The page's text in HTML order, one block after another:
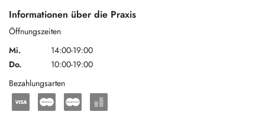
Informationen über die Praxis
Öffnungszeiten
Mi.
14:00-19:00
Do.
10:00-19:00
Bezahlungsarten